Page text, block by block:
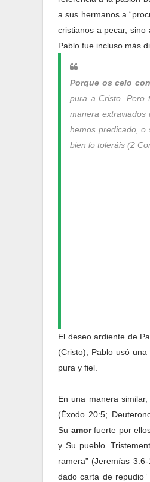
a sus hermanos a
cristianos a pecar,
Pablo fue incluso más
Porque os celo
pura a Cristo. Pero
manera
hemos predicado, o
bien lo toleráis (2
El deseo ardiente de
(Cristo), Pablo usó
pura y fiel.
En una manera
(Éxodo 20:5;
Su amorfuerte por
y Su pueblo.
ramera” (Jeremías
dado carta de